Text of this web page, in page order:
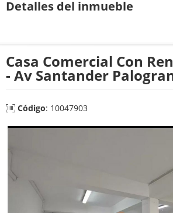
Detalles del inmueble
Casa Comercial Con
- Av Santander
Código: 10047903